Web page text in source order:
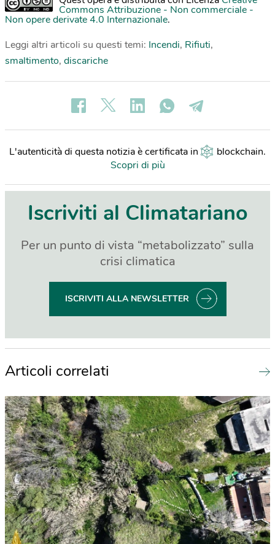
Commons Attribuzione - Non commerciale -
Non opere derivate 4.0 Internazionale.
Leggi altri articoli su questi temi: Incendi, Rifiuti,
smaltimento, discariche
L'autenticità di questa notizia è certificata in blockchain.
Scopri di più
Iscriviti al Climatariano
Per un punto di vista “metabolizzato” sulla
crisi climatica
ISCRIVITI ALLA NEWSLETTER
Articoli correlati